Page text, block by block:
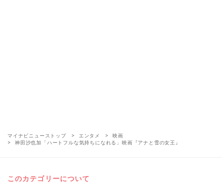
マイナビニューストップ エンタメ
映画
神田沙也加「ハートフルな気持ちになれる」映画『アナと雪の女王』
このカテゴリーについて